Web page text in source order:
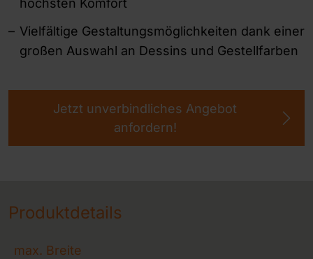
höchsten Komfort
Vielfältige Gestaltungsmöglichkeiten dank einer
großen Auswahl an Dessins und Gestellfarben
Jetzt unverbindliches Angebot
anfordern!
Produktdetails
max. Breite